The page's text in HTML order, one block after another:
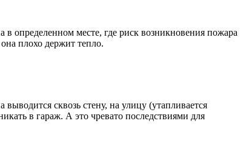
определенном месте, где риск возникновения пожара
плохо держит тепло.
сквозь стену, на улицу (утапливается
в гараж. А это чревато последствиями для